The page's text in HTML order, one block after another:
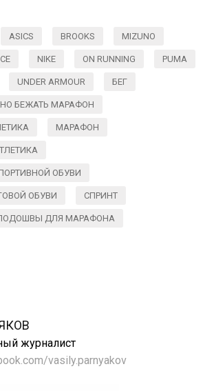
ASICS BROOKS MIZUNO
NIKE ON RUNNING PUMA
UNDER ARMOUR БЕГ
БЕЖАТЬ МАРАФОН
МАРАФОН
ОБУВИ
ОБУВИ СПРИНТ
ДЛЯ МАРАФОНА
журналист
vasily.parnyakov